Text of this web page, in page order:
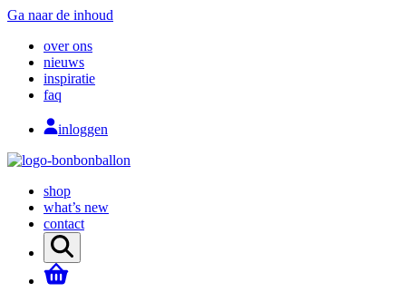
Ga naar de inhoud
over ons
nieuws
inspiratie
faq
inloggen
shop
what’s new
contact